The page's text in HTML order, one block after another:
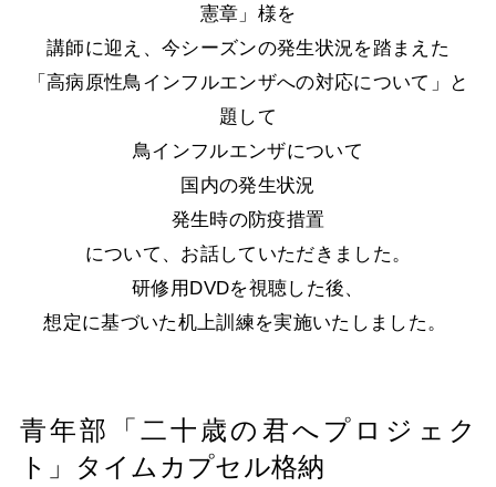
憲章」様を
講師に迎え、今シーズンの発生状況を踏まえた
「高病原性鳥インフルエンザへの対応について」と
題して
鳥インフルエンザについて
国内の発生状況
発生時の防疫措置
について、お話していただきました。
研修用DVDを視聴した後、
想定に基づいた机上訓練を実施いたしました。
青年部「二十歳の君へプロジェク
ト」タイムカプセル格納